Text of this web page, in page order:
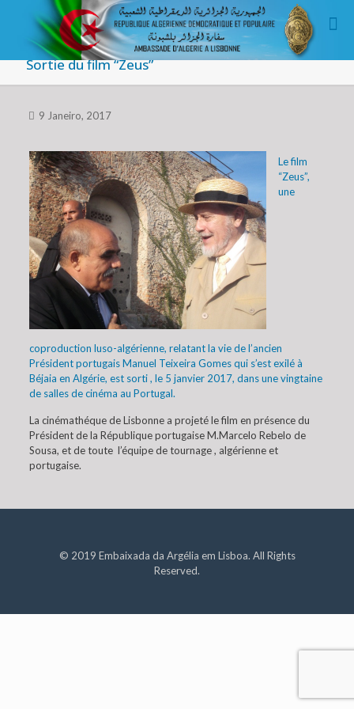
Sortie du film “Zeus”
9 Janeiro, 2017
Le film
“Zeus”,
une
coproduction luso-algérienne, relatant la vie de l’ancien
Président portugais Manuel Teixeira Gomes qui s’est exilé à
Béjaia en Algérie, est sorti , le 5 janvier 2017, dans une vingtaine
de salles de cinéma au Portugal.
La cinémathéque de Lisbonne a projeté le film en présence du
Président de la République portugaise M.Marcelo Rebelo de
Sousa, et de toute l’équipe de tournage , algérienne et
portugaise.
© 2019 Embaixada da Argélia em Lisboa. All Rights
Reserved.